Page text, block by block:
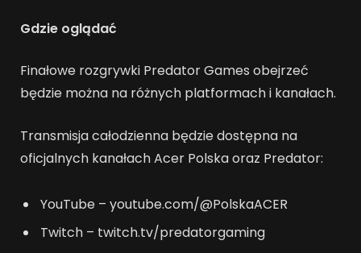
Gdzie oglądać
Finałowe rozgrywki Predator Games obejrzeć
będzie można na różnych platformach i kanałach.
Transmisja całodzienna będzie dostępna na
oficjalnych kanałach Acer Polska oraz Predator:
YouTube – youtube.com/@PolskaACER
Twitch – twitch.tv/predatorgaming